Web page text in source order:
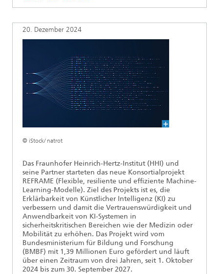
Forschungsfabrik Mikroelektronik Deutschland (FMD)
Leistungszentrum Digitale Vernetzung
Geschichte des HHI
Biografie von Heinrich Hertz
Industrie
Faseroptische Sensorsysteme
2022
2020
TIME LAB
AUSZEICHNUNGEN
20. Dezember 2024
© iStock/ natrot
Das Fraunhofer Heinrich-Hertz-Institut (HHI) und
seine Partner starteten das neue Konsortialprojekt
REFRAME (Flexible, resiliente und effiziente Machine-
Learning-Modelle). Ziel des Projekts ist es, die
Erklärbarkeit von Künstlicher Intelligenz (KI) zu
verbessern und damit die Vertrauenswürdigkeit und
Anwendbarkeit von KI-Systemen in
sicherheitskritischen Bereichen wie der Medizin oder
Mobilität zu erhöhen. Das Projekt wird vom
Bundesministerium für Bildung und Forschung
(BMBF) mit 1,39 Millionen Euro gefördert und läuft
über einen Zeitraum von drei Jahren, seit 1. Oktober
2024 bis zum 30. September 2027.